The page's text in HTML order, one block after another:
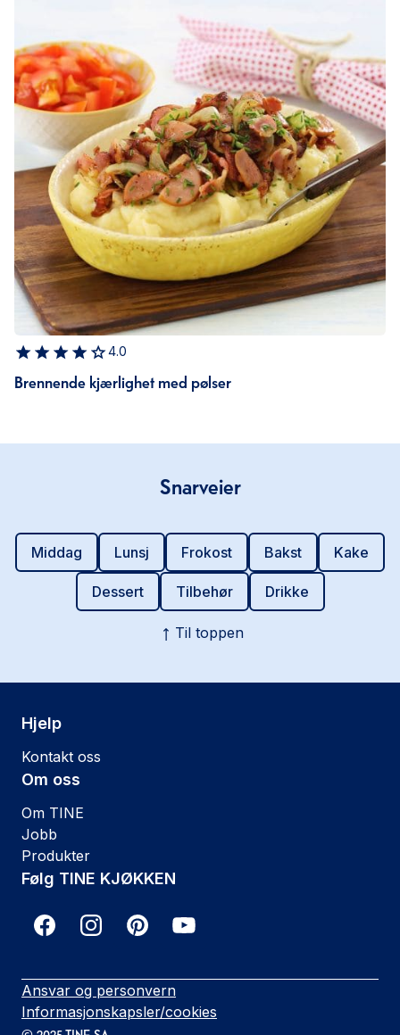
4.0
Brennende kjærlighet med pølser
Snarveier
Middag Lunsj Frokost Bakst Kake
Dessert Tilbehør Drikke
Til toppen
Hjelp
Kontakt oss
Om oss
Om TINE
Jobb
Produkter
Følg TINE KJØKKEN
Ansvar og personvern
Informasjonskapsler/cookies